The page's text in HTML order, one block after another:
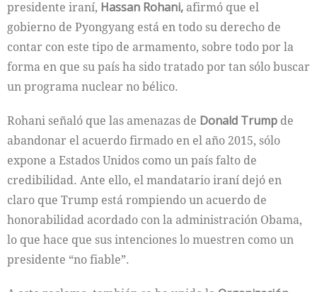
presidente iraní, Hassan Rohani, afirmó que el
gobierno de Pyongyang está en todo su derecho de
contar con este tipo de armamento, sobre todo por la
forma en que su país ha sido tratado por tan sólo buscar
un programa nuclear no bélico.
Rohani señaló que las amenazas de Donald Trump de
abandonar el acuerdo firmado en el año 2015, sólo
expone a Estados Unidos como un país falto de
credibilidad. Ante ello, el mandatario iraní dejó en
claro que Trump está rompiendo un acuerdo de
honorabilidad acordado con la administración Obama,
lo que hace que sus intenciones lo muestren como un
presidente “no fiable”.